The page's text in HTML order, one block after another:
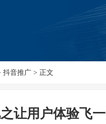
抖音推广 > 正文
让用户体验飞